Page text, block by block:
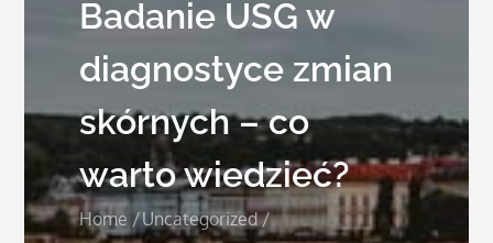
Badanie USG w
diagnostyce zmian
skórnych – co
warto wiedzieć?
Home
Uncategorized